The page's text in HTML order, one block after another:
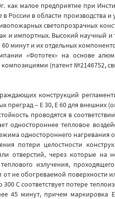
как малое предприятие при
в области производства и
светопрозрачных
и импортных. Высокий научный
минут и их отдельных
«Фототех» на основе
(патент №2146752,
конструкций
– Е 30, Е 60 для внешних
проводятся в
одностороннее тепловое
одностороннего
потери целостности
отверстий, через которые
излучения,
от не обогреваемой
С соответствует потере
45 минут, причем